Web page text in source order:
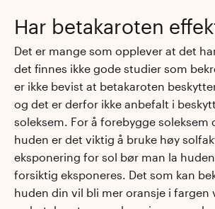
Har betakaroten
Det er mange som opplever at det
det finnes ikke gode studier som
er ikke bevist at betakaroten
og det er derfor ikke anbefalt i
soleksem. For å forebygge soleksem
huden er det viktig å bruke høy
eksponering for sol bør man la
forsiktig eksponeres. Det som kan
huden din vil bli mer oransje i fargen